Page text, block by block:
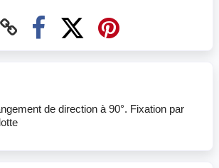
de direction à 90°. Fixation par